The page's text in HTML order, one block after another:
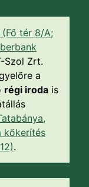
(Fő tér 8/A;
Szol Zrt.
a
régi iroda is
kőkerítés
.